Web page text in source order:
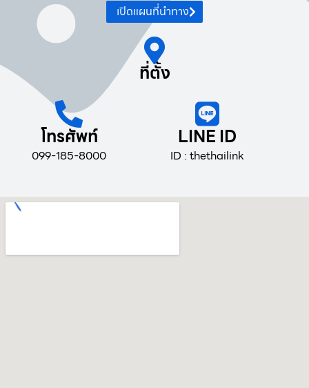
เปิดแผนที่นำทาง
ที่ตั้ง
โทรศัพท์
099-185-8000
LINE ID
ID : thethailink